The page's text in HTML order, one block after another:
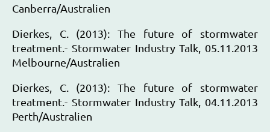
Canberra/Australien
Dierkes, C. (2013): The future of stormwater
treatment.- Stormwater Industry Talk, 05.11.2013
Melbourne/Australien
Dierkes, C. (2013): The future of stormwater
treatment.- Stormwater Industry Talk, 04.11.2013
Perth/Australien